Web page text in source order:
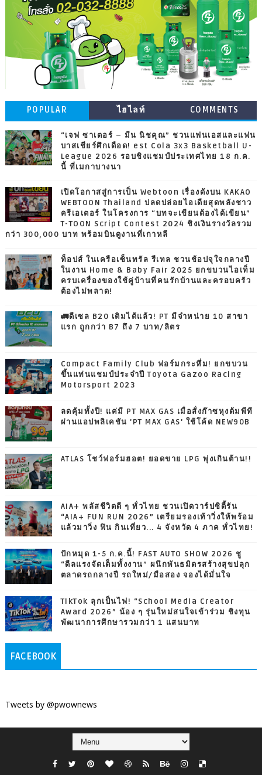
POPULAR ไฮไลท์ COMMENTS
“เจฟ ซาเตอร์ – มีน นิชคุณ” ชวนแฟนเอสและแฟน
บาสเชียร์ศึกเดือด! est Cola 3x3 Basketball U-
League 2026 รอบชิงแชมป์ประเทศไทย 18 ก.ค.
นี้ ที่เมกาบางนา
เปิดโอกาสสู่การเป็น Webtoon เรื่องดังบน KAKAO
WEBTOON Thailand ปลดปล่อยไอเดียสุดพลังชาว
ครีเอเตอร์ ในโครงการ “บทจะเขียนต้องได้เขียน”
T-TOON Script Contest 2024 ชิงเงินรางวัลรวม
กว่า 300,000 บาท พร้อมบินดูงานที่เกาหลี
ท็อปส์ ในเครือเซ็นทรัล รีเทล ชวนช้อปจุใจกลางปี
ในงาน Home & Baby Fair 2025 ยกขบวนไอเท็ม
ครบเครื่องของใช้คู่บ้านที่คนรักบ้านและครอบครัว
ต้องไม่พลาด!
🚛ดีเซล B20 เติมได้แล้ว! PT มีจำหน่าย 10 สาขา
แรก ถูกกว่า B7 ถึง 7 บาท/ลิตร
Compact Family Club ฟอร์มกระหึ่ม! ยกขบวน
ขึ้นแท่นแชมป์ประจำปี Toyota Gazoo Racing
Motorsport 2023
ลดคุ้มทั้งปี! แค่มี PT MAX GAS เมื่อสั่งก๊าซหุงต้มพีที
ผ่านแอปพลิเคชัน 'PT MAX GAS' ใช้โค้ด NEW90B
ATLAS โชว์ฟอร์มฮอต! ยอดขาย LPG พุ่งเกินต้าน!!
AIA+ พลัสชีวิตดี ๆ ทั่วไทย ชวนเปิดวาร์ปซิตี้รัน
“AIA+ FUN RUN 2026” เตรียมรองเท้าวิ่งให้พร้อม
แล้วมาวิ่ง ฟิน กินเที่ยว... 4 จังหวัด 4 ภาค ทั่วไทย!
ปักหมุด 1-5 ก.ค.นี้! FAST AUTO SHOW 2026 ชู
“ดีลแรงจัดเต็มทั้งงาน” ผนึกพันธมิตรสร้างสุขปลุก
ตลาดรถกลางปี รถใหม่/มือสอง จองได้มั่นใจ
TikTok ลุกเป็นไฟ! “School Media Creator
Award 2026” น้อง ๆ รุ่นใหม่สนใจเข้าร่วม ชิงทุน
พัฒนาการศึกษารวมกว่า 1 แสนบาท
FACEBOOK
Tweets by @pwownews